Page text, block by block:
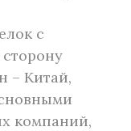
с
– Китай,
компаний,